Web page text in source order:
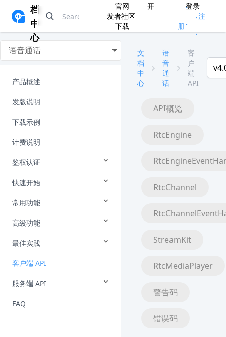
档
中
心
官网
开
发者社区
下载
登录
注
册
语音通话
产品概述
发版说明
下载示例
计费说明
鉴权认证
快速开始
常用功能
高级功能
最佳实践
客户端 API
服务端 API
FAQ
文
档
中
心
语
音
通
话
客
户
端
API
API概览
RtcEngine
RtcChannel
StreamKit
RtcMediaPlayer
警告码
错误码